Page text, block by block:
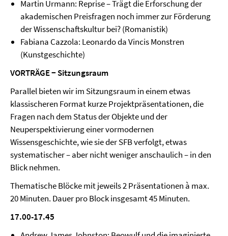
Martin Urmann: Reprise – Trägt die Erforschung der
akademischen Preisfragen noch immer zur Förderung
der Wissenschaftskultur bei? (Romanistik)
Fabiana Cazzola: Leonardo da Vincis Monstren
(Kunstgeschichte)
VORTRÄGE − Sitzungsraum
Parallel bieten wir im Sitzungsraum in einem etwas
klassischeren Format kurze Projektpräsentationen, die
Fragen nach dem Status der Objekte und der
Neuperspektivierung einer vormodernen
Wissensgeschichte, wie sie der SFB verfolgt, etwas
systematischer – aber nicht weniger anschaulich – in den
Blick nehmen.
Thematische Blöcke mit jeweils 2 Präsentationen à max.
20 Minuten. Dauer pro Block insgesamt 45 Minuten.
17.00-17.45